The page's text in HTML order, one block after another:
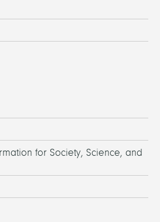
for Society, Science, and